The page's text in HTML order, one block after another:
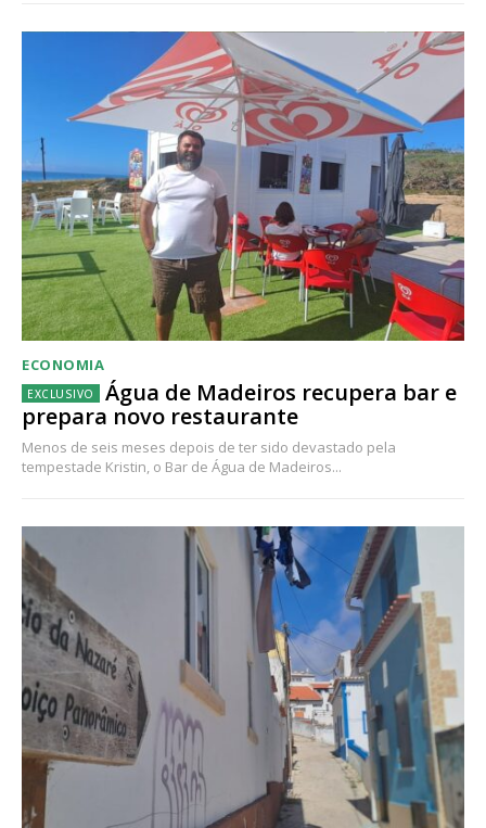
ECONOMIA
Água de Madeiros recupera bar e
prepara novo restaurante
Menos de seis meses depois de ter sido devastado pela
tempestade Kristin, o Bar de Água de Madeiros...